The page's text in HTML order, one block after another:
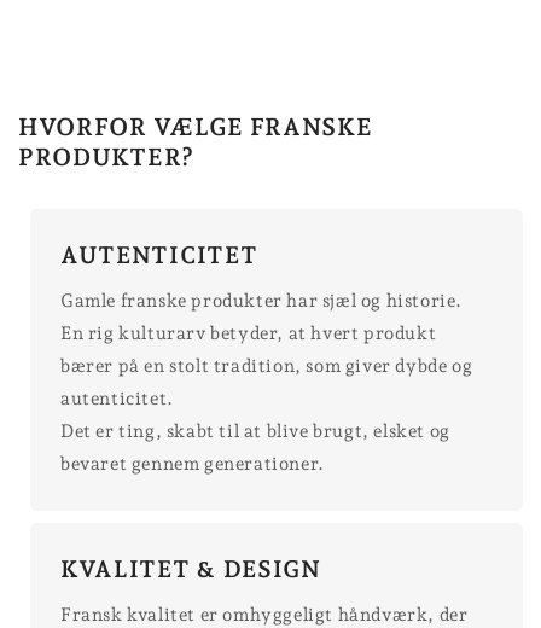
HVORFOR VÆLGE FRANSKE
PRODUKTER?
AUTENTICITET
Gamle franske produkter har sjæl og historie.
En rig kulturarv betyder, at hvert produkt
bærer på en stolt tradition, som giver dybde og
autenticitet.
Det er ting, skabt til at blive brugt, elsket og
bevaret gennem generationer.
KVALITET & DESIGN
Fransk kvalitet er omhyggeligt håndværk, der